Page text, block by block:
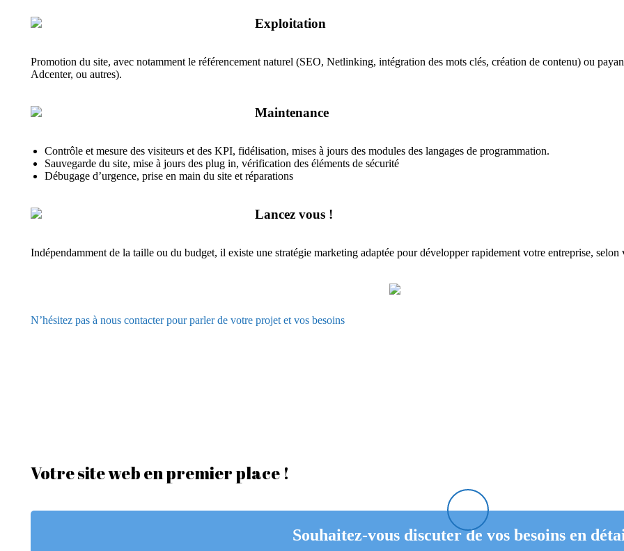
Exploitation
Promotion du site, avec notamment le référencement naturel (SEO, Netlinking, intégration des mots clés, création de contenu) ou
Adcenter, ou autres).
Maintenance
Contrôle et mesure des visiteurs et des KPI, fidélisation, mises à jours des modules des langages de programmation.
Sauvegarde du site, mise à jours des plug in, vérification des éléments de sécurité
Débugage d’urgence, prise en main du site et réparations
Lancez vous !
Indépendamment de la taille ou du budget, il existe une stratégie marketing adaptée pour développer rapidement votre entreprise,
N’hésitez pas à nous contacter pour parler de votre projet et vos besoins
Votre site web en premier place !
Souhaitez-vous discuter de vos besoins en